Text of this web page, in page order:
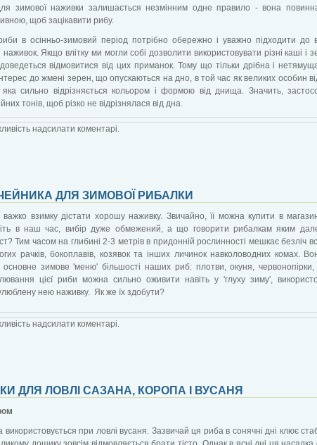
зимової наживки залишається незмінним одне правило - вона
щоб зацікавити рибу.
в осінньо-зимовий період потрібно обережно і уважно підходити до
Якщо влітку ми могли собі дозволити використовувати різні каші і
відмовитися від цих приманок. Тому що тільки дрібна і
до жмені зерен, що опускаються на дно, в той час як великих особин
сильно відрізняється кольором і формою від днища. Значить,
тонів, щоб різко не відрізнялася від дна.
надсилати коментарі.
ДЛЯ ЗИМОВОЇ РИБАЛКИ
важко взимку дістати хорошу наживку. Звичайно, її можна купити в
в наш час, вибір дуже обмежений, а що говорити рибалкам яким
Тим часом на глибині 2-3 метрів в придонній рослинності мешкає безліч
рачків, бокоплавів, козявок та інших личинок навколоводних комах.
основне зимове 'меню' більшості наших риб: плотви, окуня,
цієї риби можна сильно оживити навіть у 'глуху зиму',
нею наживку. Як же їх здобути?
надсилати коментарі.
ДЛЯ ЛОВЛІ САЗАНА, КОРОПА І ВУСАНЯ
використовується при ловлі вусаня. Зазвичай ця риба в сонячні дні клює